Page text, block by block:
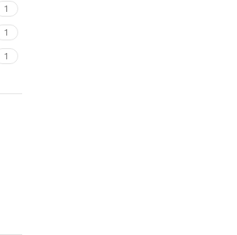
1
1
1